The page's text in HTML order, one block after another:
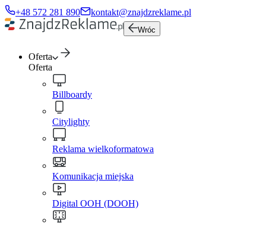
+48 572 281 890 kontakt@znajdzreklame.pl
Wróc
Oferta
Oferta
Billboardy
Citylighty
Reklama wielkoformatowa
Komunikacja miejska
Digital OOH (DOOH)